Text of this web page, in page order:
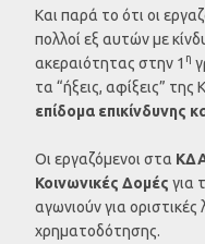
Και παρά το ότι οι
πολλοί εξ αυτών με
ακεραιότητας στην 1 η
τα “ήξεις, αφίξεις”
επίδομα επικίνδυνης
Οι εργαζόμενοι στα
Κοινωνικές Δομές για
αγωνιούν για
χρηματοδότησης.